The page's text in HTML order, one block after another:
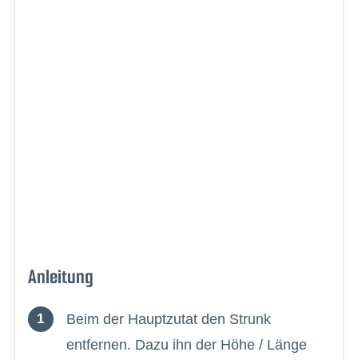
Anleitung
Beim der Hauptzutat den Strunk
entfernen. Dazu ihn der Höhe / Länge